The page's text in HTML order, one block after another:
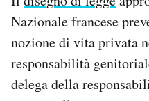
Nazionale francese
nozione di vita privata
responsabilità
delega della